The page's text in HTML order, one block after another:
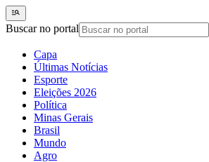
Buscar no portal
Capa
Últimas Notícias
Esporte
Eleições 2026
Política
Minas Gerais
Brasil
Mundo
Agro